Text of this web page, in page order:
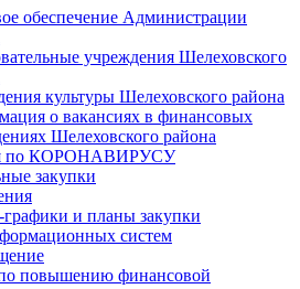
обеспечение Администрации
учреждения Шелеховского
культуры Шелеховского района
о вакансиях в финансовых
Шелеховского района
по КОРОНАВИРУСУ
закупки
и планы закупки
систем
повышению финансовой